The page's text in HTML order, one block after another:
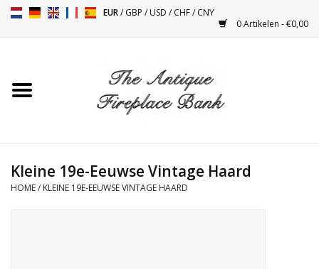
EUR/GBP /USD /CHF/CNY
0 Artikelen - €0,00
Toebehoren
Kleine 19e-Eeuwse Vintage Haard
HOME/ KLEINE 19E-EEUWSE VINTAGE HAARD